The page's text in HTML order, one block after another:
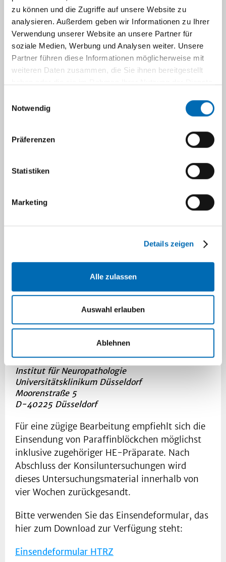
zu können und die Zugriffe auf unsere Website zu
analysieren. Außerdem geben wir Informationen zu Ihrer
Verwendung unserer Website an unsere Partner für
soziale Medien, Werbung und Analysen weiter. Unsere
Partner führen diese Informationen möglicherweise mit
weiteren Daten zusammen, die Sie ihnen bereitgestellt
Notwendig
Präferenzen
Statistiken
Marketing
Details zeigen
Alle zulassen
Auswahl erlauben
Ablehnen
Download-Bereich
Übersicht Institute
Navigation
Hirntumor-Referenzzentrum der
Heine-Universität fungiert gemeinsam mit
Hirntumor-Referenzzentrum der
Deutschen
konsiliarischen neuropathologischen
Tumoren des Nervensystems können
Tumorproben an die folgende Adresse versandt
werden.
Hirntumor-Referenzzentrum der DGNN
Prof. Dr. Guido Reifenberger
Institut für Neuropathologie
Universitätsklinikum Düsseldorf
Moorenstraße 5
D-40225 Düsseldorf
Für eine zügige Bearbeitung empfiehlt sich die
Einsendung von Paraffinblöckchen möglichst
inklusive zugehöriger HE-Präparate. Nach
Abschluss der Konsiluntersuchungen wird
dieses Untersuchungsmaterial innerhalb von
vier Wochen zurückgesandt.
Bitte verwenden Sie das Einsendeformular, das
hier zum Download zur Verfügung steht:
Einsendeformular HTRZ